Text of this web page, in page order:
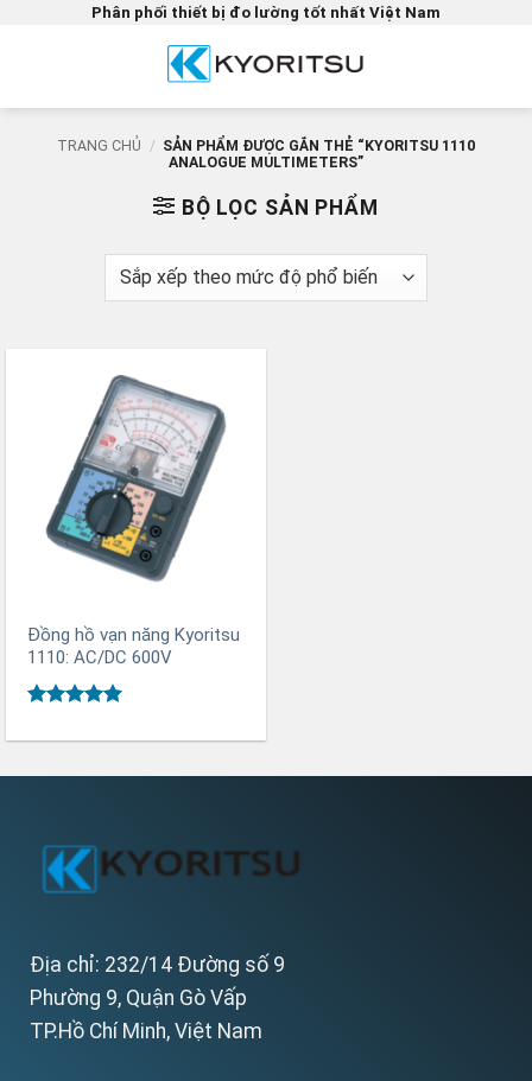
dung
Phân phối thiết bị đo lường tốt nhất Việt Nam
TRANG CHỦ / SẢN PHẨM ĐƯỢC GẮN THẺ “KYORITSU 1110
ANALOGUE MULTIMETERS”
BỘ LỌC SẢN PHẨM
Đồng hồ vạn năng Kyoritsu
1110: AC/DC 600V
hạng55
Địa chỉ: 232/14 Đường số 9
Phường 9, Quận Gò Vấp
TP.Hồ Chí Minh, Việt Nam